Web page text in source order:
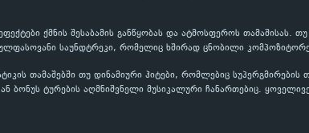
ქმნის შესაბამის განწყობას და ატმოსფეროს თამაშისას.
საუნდტრეკი, რომელიც ხშირად ცნობილი
თამაშებში თუ დინამიური ჰიტები, რომლებიც სუპერგმირების
ბონუს ტურების აღმნიშვნელი მუსიკალური ჩანართებიც.